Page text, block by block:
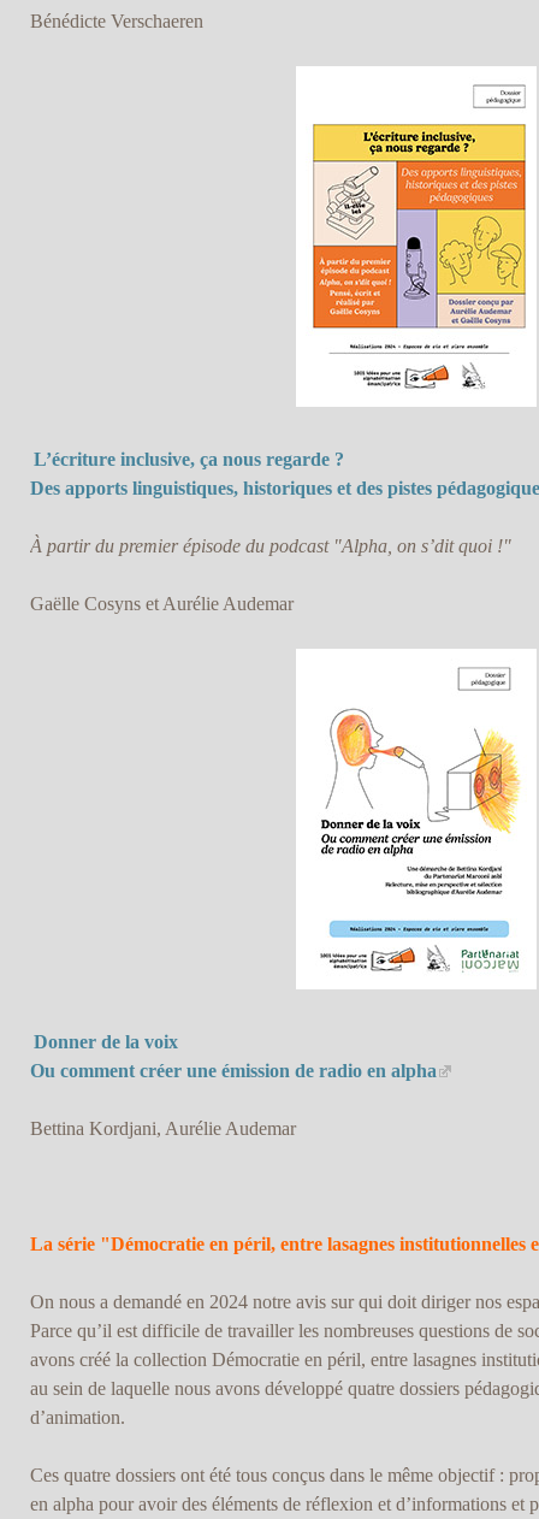
Bénédicte Verschaeren
L’écriture inclusive, ça nous regarde ?
Des apports linguistiques, historiques et des pistes
À partir du premier épisode du podcast "Alpha, on s’dit quoi !"
Gaëlle Cosyns et Aurélie Audemar
Donner de la voix
Ou comment créer une émission de radio en alpha
Bettina Kordjani, Aurélie Audemar
La série "Démocratie en péril, entre lasagnes institutionnelles
On nous a demandé en 2024 notre avis sur qui doit diriger nos
Parce qu’il est difficile de travailler les nombreuses questions de
avons créé la collection Démocratie en péril, entre lasagnes
au sein de laquelle nous avons développé quatre dossiers
d’animation.
Ces quatre dossiers ont été tous conçus dans le même objectif :
en alpha pour avoir des éléments de réflexion et d’informations et